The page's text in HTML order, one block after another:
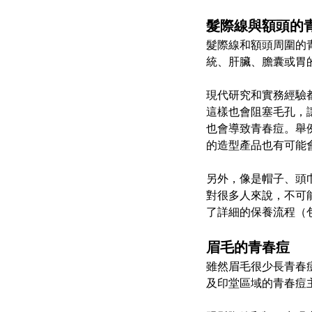
髮際線與額頭的
髮際線和額頭周圍的
統、肝臟、膽囊或胃
現代研究和實務經
這樣也會阻塞毛孔，
也會導致青春痘。舉
的造型產品也有可能
另外，像是帽子、頭
對很多人來說，不可
了詳細的保養流程（
眉毛的青春痘
雖然眉毛很少長青春
及印堂區域的青春痘